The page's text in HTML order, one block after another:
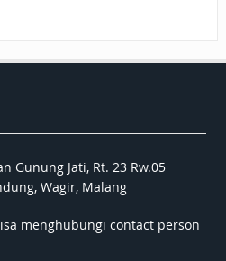
Gunung Jati, Rt. 23 Rw.05
Wagir, Malang
menghubungi contact person